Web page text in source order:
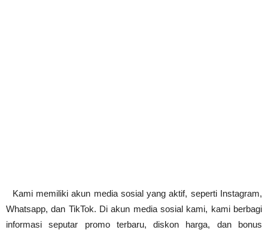
Kami memiliki akun media sosial yang aktif, seperti Instagram,
Whatsapp, dan TikTok. Di akun media sosial kami, kami berbagi
informasi seputar promo terbaru, diskon harga, dan bonus